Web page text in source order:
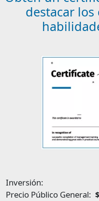
destacar
Image
Inversión:
Precio Público General: